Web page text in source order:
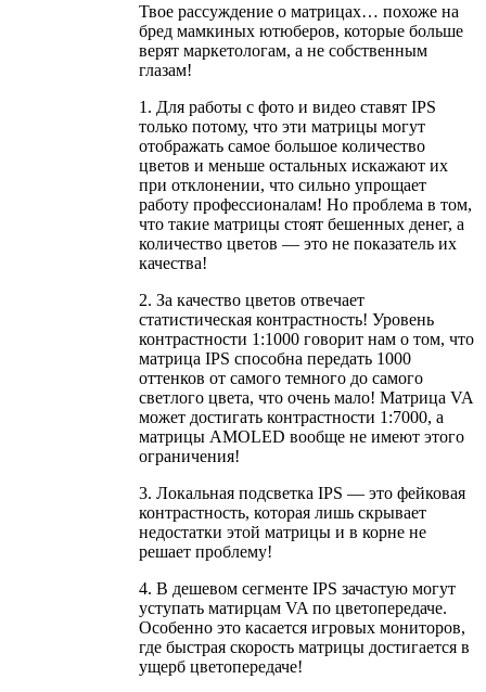
Твое рассуждение о матрицах… похоже на
бред мамкиных ютюберов, которые больше
верят маркетологам, а не собственным
глазам!
1. Для работы с фото и видео ставят IPS
только потому, что эти матрицы могут
отображать самое большое количество
цветов и меньше остальных искажают их
при отклонении, что сильно упрощает
работу профессионалам! Но проблема в том,
что такие матрицы стоят бешенных денег, а
количество цветов — это не показатель их
качества!
2. За качество цветов отвечает
статистическая контрастность! Уровень
контрастности 1:1000 говорит нам о том, что
матрица IPS способна передать 1000
оттенков от самого темного до самого
светлого цвета, что очень мало! Матрица VA
может достигать контрастности 1:7000, а
матрицы AMOLED вообще не имеют этого
ограничения!
3. Локальная подсветка IPS — это фейковая
контрастность, которая лишь скрывает
недостатки этой матрицы и в корне не
решает проблему!
4. В дешевом сегменте IPS зачастую могут
уступать матирцам VA по цветопередаче.
Особенно это касается игровых мониторов,
где быстрая скорость матрицы достигается в
ущерб цветопередаче!